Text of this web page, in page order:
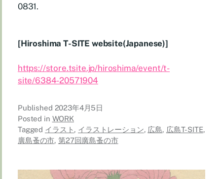
0831.
[Hiroshima T-SITE website(Japanese)]
https://store.tsite.jp/hiroshima/event/t-
site/6384-20571904
Published 2023年4月5日
Posted in WORK
Tagged イラスト , イラストレーション, 広島, 広島T-SITE,
廣島蚤の市, 第27回廣島蚤の市